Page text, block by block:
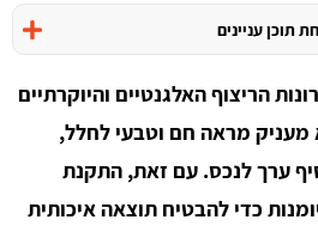
תוכן עניינים
הריצוף האלגנטיים והיוקרתיים
מעניק מראה חם וטבעי לחלל,
ערך לנכס. עם זאת, התקנת
כדי להבטיח תוצאה איכותית